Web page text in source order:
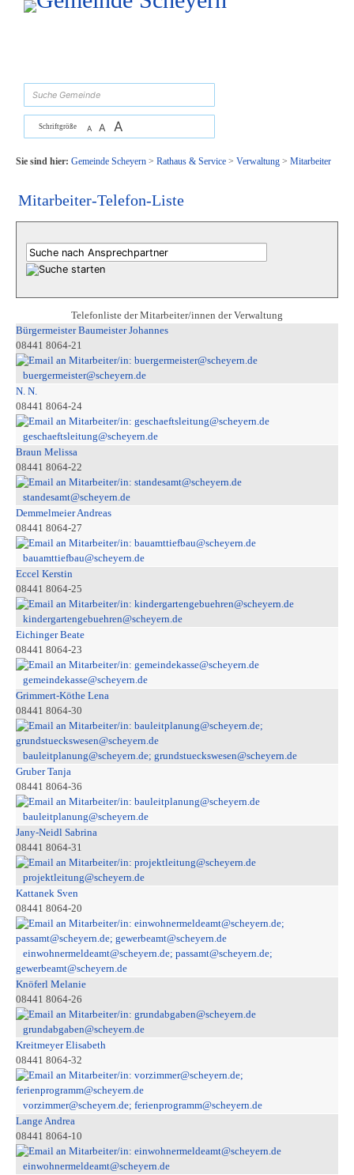
Zum Inhalt, zur Navigationoder zur Startseite springen.
Schriftgröße A A A
Sie sind hier: Gemeinde Scheyern> Rathaus & Service> Verwaltung> Mitarbeiter
Mitarbeiter-Telefon-Liste
Telefonliste der Mitarbeiter/innen der Verwaltung
Bürgermeister Baumeister Johannes
08441 8064-21
buergermeister@scheyern.de
N. N.
08441 8064-24
geschaeftsleitung@scheyern.de
Braun Melissa
08441 8064-22
standesamt@scheyern.de
Demmelmeier Andreas
08441 8064-27
bauamttiefbau@scheyern.de
Eccel Kerstin
08441 8064-25
kindergartengebuehren@scheyern.de
Eichinger Beate
08441 8064-23
gemeindekasse@scheyern.de
Grimmert-Köthe Lena
08441 8064-30
bauleitplanung@scheyern.de; grundstueckswesen@scheyern.de
Gruber Tanja
08441 8064-36
bauleitplanung@scheyern.de
Jany-Neidl Sabrina
08441 8064-31
projektleitung@scheyern.de
Kattanek Sven
08441 8064-20
einwohnermeldeamt@scheyern.de; passamt@scheyern.de;
gewerbeamt@scheyern.de
Knöferl Melanie
08441 8064-26
grundabgaben@scheyern.de
Kreitmeyer Elisabeth
08441 8064-32
vorzimmer@scheyern.de; ferienprogramm@scheyern.de
Lange Andrea
08441 8064-10
einwohnermeldeamt@scheyern.de